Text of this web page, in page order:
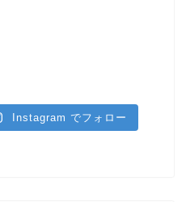
Instagram でフォロー